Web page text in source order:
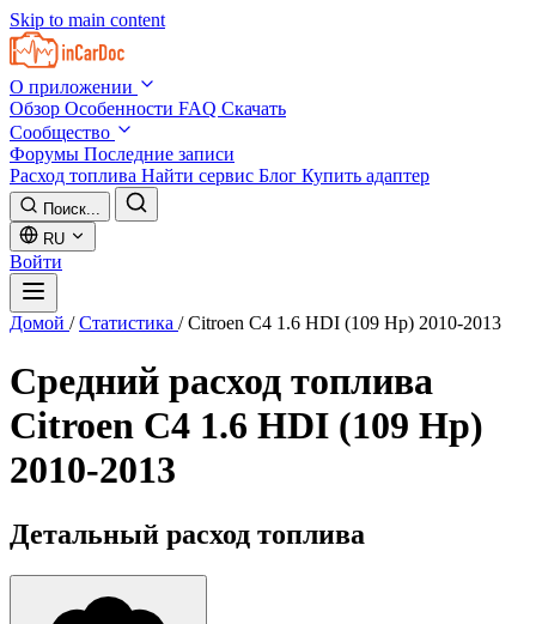
Skip to main content
О приложении
Обзор Особенности FAQ Скачать
Сообщество
Форумы Последние записи
Расход топлива Найти сервис Блог Купить адаптер
Поиск...
RU
Войти
Домой / Статистика / Citroen C4 1.6 HDI (109 Hp) 2010-2013
Средний расход топлива
Citroen C4 1.6 HDI (109 Hp)
2010-2013
Детальный расход топлива